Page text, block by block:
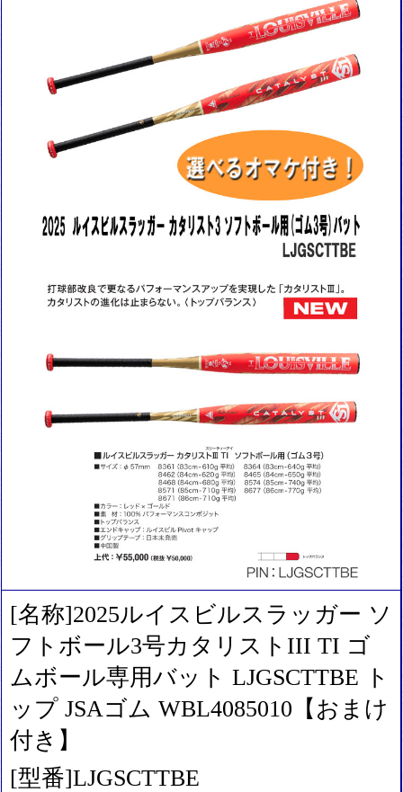
[名称]2025ルイスビルスラッガー ソ
フトボール3号カタリストIII TI ゴ
ムボール専用バット LJGSCTTBE ト
ップ JSAゴム WBL4085010【おまけ
付き】
[型番]LJGSCTTBE